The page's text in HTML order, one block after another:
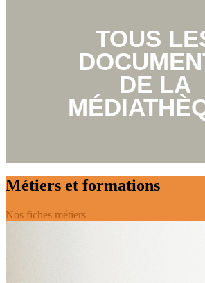
TOUS
DE LA
Métiers et formations
Nos fiches métiers